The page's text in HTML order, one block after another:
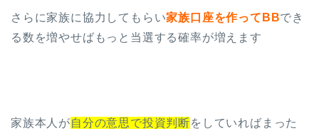
さらに家族に協力してもらい家族口座を作ってBBでき
る数を増やせばもっと当選する確率が増えます
家族本人が自分の意思で投資判断をしていればまった